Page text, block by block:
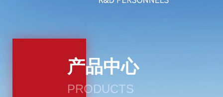
产品中心
PRODUCTS